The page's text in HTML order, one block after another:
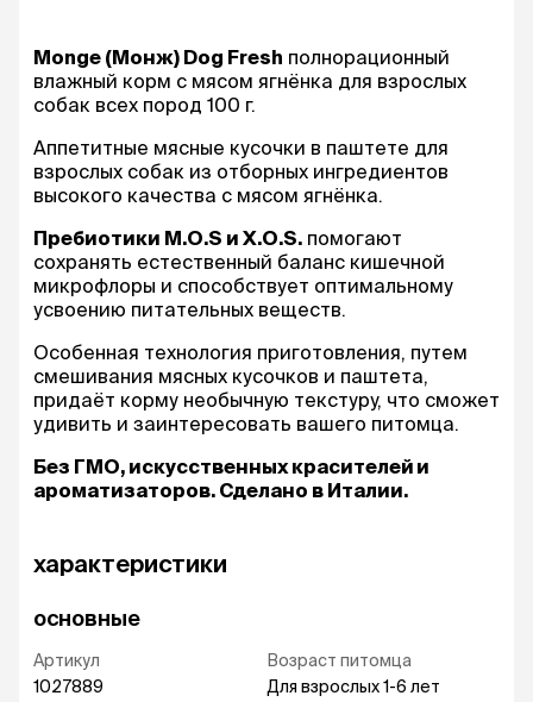
Monge (Монж) Dog Fresh полнорационный
влажный корм с мясом ягнёнка для взрослых
собак всех пород 100 г.
Аппетитные мясные кусочки в паштете для
взрослых собак из отборных ингредиентов
высокого качества с мясом ягнёнка.
Пребиотики М.О.S и X.O.S. помогают
сохранять естественный баланс кишечной
микрофлоры и способствует оптимальному
усвоению питательных веществ.
Особенная технология приготовления, путем
смешивания мясных кусочков и паштета,
придаёт корму необычную текстуру, что сможет
удивить и заинтересовать вашего питомца.
Без ГМО, искусственных красителей и
ароматизаторов. Сделано в Италии.
характеристики
основные
Артикул
1027889
Возраст питомца
Для взрослых 1-6 лет